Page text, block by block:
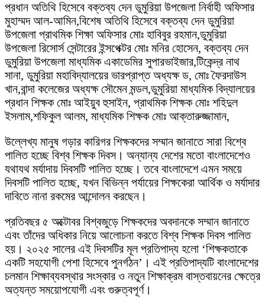
প্রধান অতিথি হিসেবে বক্তব্য দেন ডুমুরিয়া উপজেলা নির্বাহী অফিসার
মুহাম্মদ আল-আমিন,‌বিশেষ অতিথি হিসেবে বক্তব্য দেন ডুমুরিয়া
উপজেলা প্রাথমিক শিক্ষা অফিসার মোঃ হাবিবুর রহমান,‌ডুমুরিয়া
উপজেলা রিসোর্স সেন্টারের ইন্সপেক্টর মোঃ মনির হোসেন, বক্তব্য দেন
ডুমুরিয়া উপজেলা মাধ্যমিক একাডেমির সুপারভাইজার,টিকেন্দ্র নাথ
সানা, ডুমুরিয়া মহাবিদ্যালয়ের ভারপ্রাপ্ত অধ্যক্ষ ড, মোঃ ফৈরদাউস
খান,বান্দা কলেজের অধ্যক্ষ সৌমেন মন্ডল,ডুমুরিয়া মাধ্যমিক বিদ্যালয়ের
প্রধান শিক্ষক মোঃ আইয়ুব হুসাইন, প্রাথমিক শিক্ষক মোঃ শহিদুল
ইসলাম,শফিকুল আলম, মাধ্যমিক শিক্ষক মোঃ আক্তারুজ্জামান,
উল্লেখ্য মানুষ গড়ার কারিগর শিক্ষকদের সম্মান জানাতে সারা বিশ্বে
পালিত হচ্ছে বিশ্ব শিক্ষক দিবস। অন্যান্য দেশের মতো বাংলাদেশেও
যথাযথ মর্যাদায় দিবসটি পালিত হচ্ছে। তবে বাংলাদেশে এমন সময়ে
দিবসটি পালিত হচ্ছে, যখন বিভিন্ন পর্যায়ের শিক্ষকেরা আর্থিক ও মর্যাদার
দাবিতে নানা রকমের আন্দোলন করছেন।
প্রতিবছর ৫ অক্টোবর বিশ্বজুড়ে শিক্ষকদের অবদানকে সম্মান জানাতে
এবং তাঁদের অধিকার নিয়ে আলোচনা করতে বিশ্ব শিক্ষক দিবস পালিত
হয়। ২০২৫ সালের এই দিবসটির মূল প্রতিপাদ্য হলো ‘শিক্ষকতাকে
একটি সহযোগী পেশা হিসেবে পুনর্গঠন’। এই প্রতিপাদ্যটি বাংলাদেশের
চলমান শিক্ষাব্যবস্থার সংস্কার ও নতুন শিক্ষাক্রম বাস্তবায়নের ক্ষেত্রে
অত্যন্ত সময়োপযোগী এবং গুরুত্বপূর্ণ।